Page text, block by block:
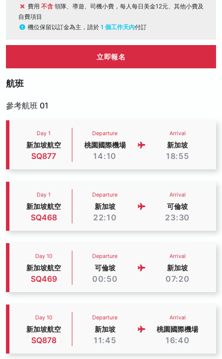
費用 不含 領隊、導遊、司機小費，每人每日美金12元、其他小費及
自費項目
機位保留以訂金為主，請於 1 個工作天內付訂
立即報名
航班
參考航班 01
Day 1
新加坡航空
SQ877
Departure
桃園國際機場
14:10
Arrival
新加坡
18:55
Day 1
新加坡航空
SQ468
Departure
新加坡
22:10
Arrival
可倫坡
23:30
Day 10
新加坡航空
SQ469
Departure
可倫坡
00:50
Arrival
新加坡
07:20
Day 10
新加坡航空
SQ878
Departure
新加坡
11:45
Arrival
桃園國際機場
16:40